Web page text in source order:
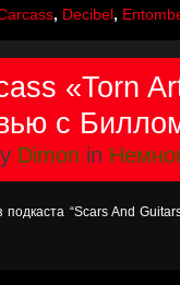
, Decibel,
«Torn
с
Dimon in
“Scars And